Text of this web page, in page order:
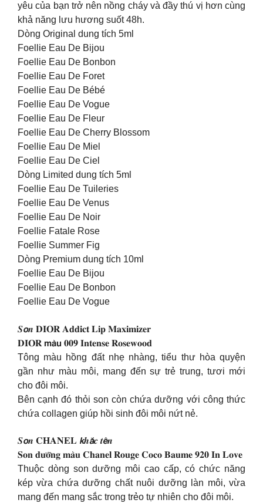
yêu của bạn trở nên nồng cháy và đầy thú vị hơn cùng
khả năng lưu hương suốt 48h.
Dòng Original dung tích 5ml
Foellie Eau De Bijou
Foellie Eau De Bonbon
Foellie Eau De Foret
Foellie Eau De Bébé
Foellie Eau De Vogue
Foellie Eau De Fleur
Foellie Eau De Cherry Blossom
Foellie Eau De Miel
Foellie Eau De Ciel
Dòng Limited dung tích 5ml
Foellie Eau De Tuileries
Foellie Eau De Venus
Foellie Eau De Noir
Foellie Fatale Rose
Foellie Summer Fig
Dòng Premium dung tích 10ml
Foellie Eau De Bijou
Foellie Eau De Bonbon
Foellie Eau De Vogue
𝑺𝙤𝒏 𝐃𝐈𝐎𝐑 𝐀𝐝𝐝𝐢𝐜𝐭 𝐋𝐢𝐩 𝐌𝐚𝐱𝐢𝐦𝐢𝐳𝐞𝐫
𝐃𝐈𝐎𝐑 𝗺𝗮̀𝘂 𝟎𝟎𝟗 𝐈𝐧𝐭𝐞𝐧𝐬𝐞 𝐑𝐨𝐬𝐞𝐰𝐨𝐨𝐝
Tông màu hồng đất nhẹ nhàng, tiểu thư hòa quyện
gần như màu môi, mang đến sự trẻ trung, tươi mới
cho đôi môi.
Bên cạnh đó thỏi son còn chứa dưỡng với công thức
chứa collagen giúp hồi sinh đôi môi nứt nẻ.
𝑺𝙤𝒏 𝐂𝐇𝐀𝐍𝐄𝐋 𝙠𝒉𝙖̆́𝒄 𝒕𝙚̂𝒏
𝐒𝐨𝐧 𝐝𝐮̛𝐨̛̃𝐧𝐠 𝐦𝐚̀𝐮 𝐂𝐡𝐚𝐧𝐞𝐥 𝐑𝐨𝐮𝐠𝐞 𝐂𝐨𝐜𝐨 𝐁𝐚𝐮𝐦𝐞 𝟗𝟐𝟎 𝐈𝐧 𝐋𝐨𝐯𝐞
Thuộc dòng son dưỡng môi cao cấp, có chức năng
kép vừa chứa dưỡng chất nuôi dưỡng làn môi, vừa
mang đến mang sắc trong trẻo tự nhiên cho đôi môi.